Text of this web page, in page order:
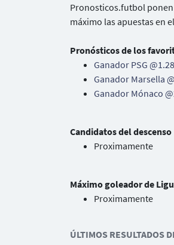
Pronosticos.futbol
máximo las apuestas en
Pronósticos de los
Ganador PSG @1.28
Ganador Marsella
Ganador Mónaco
Candidatos del descenso
Proximamente
Máximo goleador de
Proximamente
ÚLTIMOS RESULTADOS